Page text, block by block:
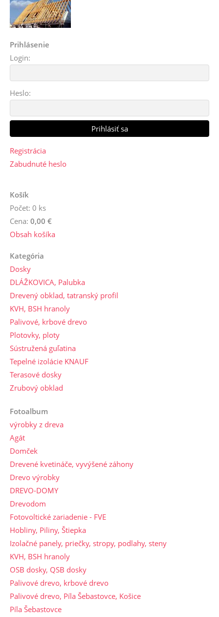
Prihlásenie
Login:
Heslo:
Registrácia
Zabudnuté heslo
Košík
Počet: 0 ks
Cena: 0,00 €
Obsah košíka
Kategória
Dosky
DLÁŽKOVICA, Palubka
Drevený obklad, tatranský profil
KVH, BSH hranoly
Palivové, krbové drevo
Plotovky, ploty
Sústružená guľatina
Tepelné izolácie KNAUF
Terasové dosky
Zrubový obklad
Fotoalbum
výrobky z dreva
Agát
Domček
Drevené kvetináče, vyvýšené záhony
Drevo výrobky
DREVO-DOMY
Drevodom
Fotovoltické zariadenie - FVE
Hobliny, Piliny, Štiepka
Izolačné panely, priečky, stropy, podlahy, steny
KVH, BSH hranoly
OSB dosky, QSB dosky
Palivové drevo, krbové drevo
Palivové drevo, Píla Šebastovce, Košice
Píla Šebastovce